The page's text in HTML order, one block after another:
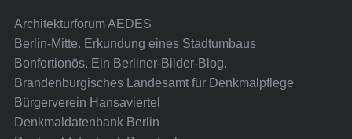
Architekturforum AEDES
Berlin-Mitte. Erkundung eines Stadtumbaus
Bonfortionös. Ein Berliner-Bilder-Blog.
Brandenburgisches Landesamt für Denkmalpflege
Bürgerverein Hansaviertel
Denkmaldatenbank Berlin